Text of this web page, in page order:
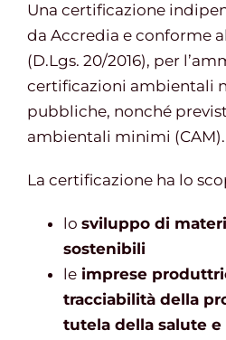
Una certificazione
da Accredia e conforme
(D.Lgs. 20/2016), per
certificazioni ambientali
pubbliche, nonché
ambientali minimi (CAM).
La certificazione ha lo
lo sviluppo di
sostenibili
le imprese
tracciabilità della
tutela della salute e